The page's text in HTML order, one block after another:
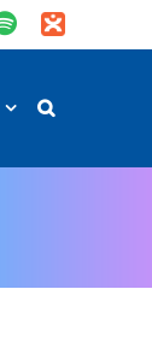
Spotify
IVoox